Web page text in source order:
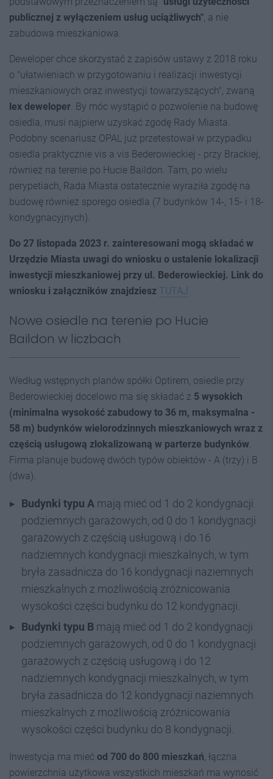
publicznej z wyłączeniem usług uciążliwych", a nie
zabudowa mieszkaniowa.
Deweloper chce skorzystać z zapisów ustawy z 2018 roku
o "ułatwieniach w przygotowaniu i realizacji inwestycji
mieszkaniowych oraz inwestycji towarzyszących", zwaną
lex deweloper. By móc wystąpić o pozwolenie na budowę
osiedla, musi najpierw uzyskać zgodę Rady Miasta.
Podobny scenariusz OPAL już przetestował w przypadku
osiedla praktycznie vis a vis Bederowieckiej - przy Brackiej,
również na terenie po Hucie Baildon. Tam, po wielu
perypetiach, Rada Miasta ostatecznie wyraziła zgodę na
budowę również sporego osiedla (7 budynków 14-, 15- i 18-
kondygnacyjnych).
Do 27 listopada 2023 r. zainteresowani mogą składać w
Urzędzie Miasta uwagi do wniosku o ustalenie lokalizacji
inwestycji mieszkaniowej przy ul. Bederowieckiej. Link do
wniosku i załączników znajdziesz TUTAJ
Nowe osiedle na terenie po Hucie
Baildon w liczbach
Według wstępnych planów spółki Optirem, osiedle przy
Bederowieckiej docelowo ma się składać z 5 wysokich
(minimalna wysokość zabudowy to 36 m, maksymalna -
58 m) budynków wielorodzinnych mieszkaniowych wraz z
częścią usługową zlokalizowaną w parterze budynków.
Firma planuje budowę dwóch typów obiektów - A (trzy) i B
(dwa).
Budynki typu A mają mieć od 1 do 2 kondygnacji
podziemnych garażowych, od 0 do 1 kondygnacji
garażowych z częścią usługową i do 16
nadziemnych kondygnacji mieszkalnych, w tym
bryła zasadnicza do 16 kondygnacji naziemnych
mieszkalnych z możliwością zróżnicowania
wysokości części budynku do 12 kondygnacji.
Budynki typu B mają mieć od 1 do 2 kondygnacji
podziemnych garażowych, od 0 do 1 kondygnacji
garażowych z częścią usługową i do 12
nadziemnych kondygnacji mieszkalnych, w tym
bryła zasadnicza do 12 kondygnacji naziemnych
mieszkalnych z możliwością zróżnicowania
wysokości części budynku do 8 kondygnacji.
Inwestycja ma mieć od 700 do 800 mieszkań, łączna
powierzchnia użytkowa wszystkich mieszkań ma wynosić